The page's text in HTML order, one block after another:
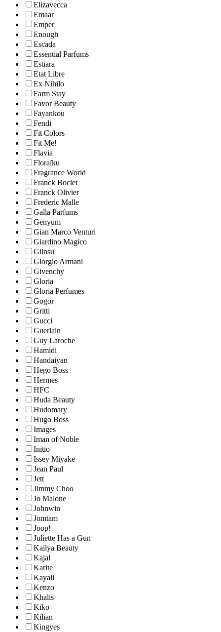
Elizavecca
Emaar
Emper
Enough
Escada
Essential Parfums
Estiara
Etat Libre
Ex Nihilo
Farm Stay
Favor Beauty
Fayankou
Fendi
Fit Colors
Fit Me!
Flavia
Floraïku
Fragrance World
Franck Boclet
Franck Olivier
Frederic Malle
Galla Parfums
Genyum
Gian Marco Venturi
Giardino Magico
Giinsu
Giorgio Armani
Givenchy
Gloria
Gloria Perfumes
Gogor
Gritti
Gucci
Guerlain
Guy Laroche
Hamidi
Handaiyan
Hego Boss
Hermes
HFC
Huda Beauty
Hudomary
Hugo Boss
Images
Iman of Noble
Initio
Issey Miyake
Jean Paul
Jett
Jimmy Choo
Jo Malone
Johnwin
Jomtam
Joop!
Juliette Has a Gun
Kailya Beauty
Kajal
Karite
Kayali
Kenzo
Khalis
Kiko
Kilian
Kingyes